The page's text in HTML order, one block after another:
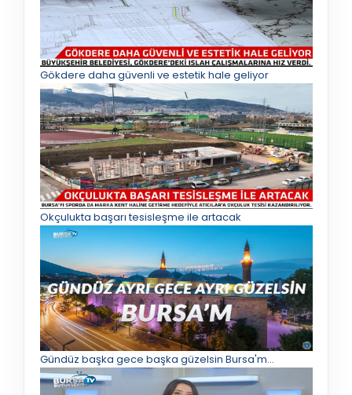
Gökdere daha güvenli ve estetik hale geliyor
Okçulukta başarı tesisleşme ile artacak
Gündüz başka gece başka güzelsin Bursa'm...